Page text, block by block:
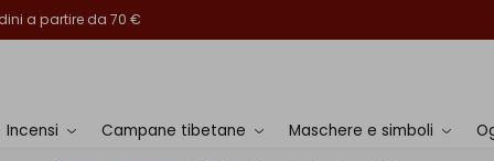
a partire da 70 €
Incensi Campane tibetane Maschere e simboli